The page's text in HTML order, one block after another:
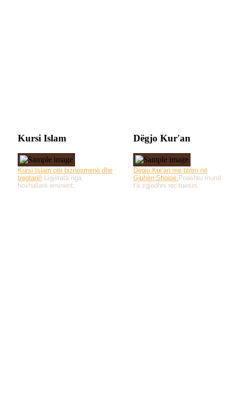
Kursi Islam
Kursi Islam për biznesmenë dhe
tregtarë! Ligjërata nga
hoxhallarë eminent.
Dëgjo Kur'an
Dëgjo Kur'an me titrim në
Gjuhën Shqipe. Poashtu mund
t'a zgjedhni recituesin.